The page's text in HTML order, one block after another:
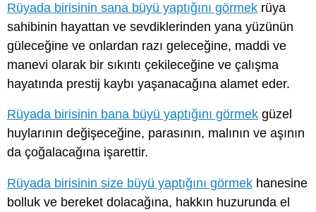
Rüyada birisinin sana büyü yaptığını görmek rüya
sahibinin hayattan ve sevdiklerinden yana yüzünün
güleceğine ve onlardan razı geleceğine, maddi ve
manevi olarak bir sıkıntı çekileceğine ve çalışma
hayatında prestij kaybı yaşanacağına alamet eder.
Rüyada birisinin bana büyü yaptığını görmek güzel
huylarının değişeceğine, parasının, malının ve aşının
da çoğalacağına işarettir.
Rüyada birisinin size büyü yaptığını görmek hanesine
bolluk ve bereket dolacağına, hakkın huzurunda el